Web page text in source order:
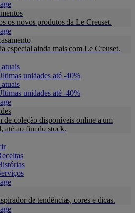
os novos produtos da Le Creuset.
especial ainda mais com Le Creuset.
unidades até -40%
unidades até -40%
de coleção disponíveis online a um
até ao fim do stock.
de tendências, cores e dicas.